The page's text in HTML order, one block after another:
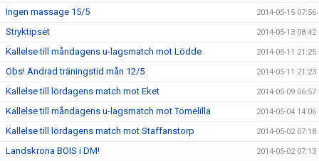
Ingen massage 15/5 2014-05-15 07:56
Stryktipset 2014-05-13 08:42
Kallelse till måndagens u-lagsmatch mot Lödde 2014-05-11 21:25
Obs! Ändrad träningstid mån 12/5 2014-05-11 21:23
Kallelse till lördagens match mot Eket 2014-05-09 06:57
Kallelse till måndagens u-lagsmatch mot Tomelilla 2014-05-04 14:06
Kallelse till lördagens match mot Staffanstorp 2014-05-02 07:18
Landskrona BOIS i DM! 2014-05-02 07:13